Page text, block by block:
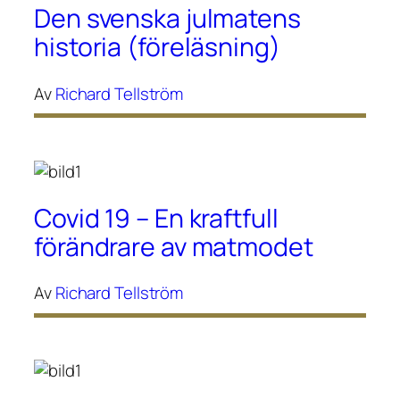
Den svenska julmatens
historia (föreläsning)
AvRichard Tellström
Covid 19 – En kraftfull
förändrare av matmodet
AvRichard Tellström